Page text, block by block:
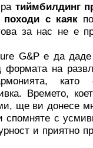
тиймбилдинг
походи с каякпо
за нас не е
G&P е да
формата на
като
Времето,
ще ви донесе
с
и приятно